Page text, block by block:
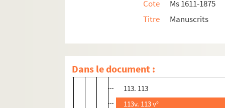
Cote
Ms 1611-1875
Titre
Manuscrits
Dans le document :
112v. 112 v°
113. 113
113v. 113 v°